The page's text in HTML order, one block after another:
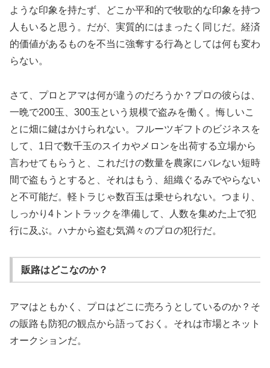
ような印象を持たず、どこか平和的で牧歌的な印象を持つ
人もいると思う。だが、実質的にはまったく同じだ。経済
的価値があるものを不当に強奪する行為としては何も変わ
らない。
さて、プロとアマは何が違うのだろうか？プロの彼らは、
一晩で200玉、300玉という規模で盗みを働く。悔しいこ
とに畑に鍵はかけられない。フルーツギフトのビジネスを
して、1日で数千玉のスイカやメロンを出荷する立場から
言わせてもらうと、これだけの数量を農家にバレない短時
間で盗もうとすると、それはもう、組織ぐるみでやらない
と不可能だ。軽トラじゃ数百玉は乗せられない。つまり、
しっかり4トントラックを準備して、人数を集めた上で犯
行に及ぶ。ハナから盗む気満々のプロの犯行だ。
販路はどこなのか？
アマはともかく、プロはどこに売ろうとしているのか？そ
の販路も防犯の観点から語っておく。それは市場とネット
オークションだ。